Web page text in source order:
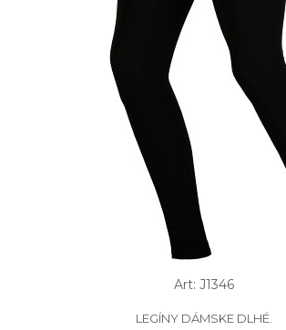
Art: J1346
LEGÍNY DÁMSKE DLHÉ.